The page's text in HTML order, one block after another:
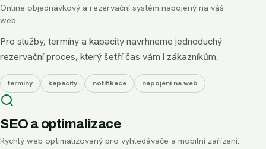
Online objednávkový a rezervační systém napojený na váš
web.
Pro služby, termíny a kapacity navrhneme jednoduchý
rezervační proces, který šetří čas vám i zákazníkům.
termíny kapacity notifikace napojení na web
SEO a optimalizace
Rychlý web optimalizovaný pro vyhledávače a mobilní zařízení.